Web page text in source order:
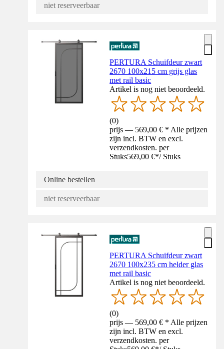
niet reserveerbaar
PERTURA Schuifdeur zwart
2670 100x215 cm grijs glas
met rail basic
Artikel is nog niet beoordeeld.
(0)
prijs — 569,00 € * Alle prijzen
zijn incl. BTW en excl.
verzendkosten. per
Stuks569,00 €*/ Stuks
Online bestellen
niet reserveerbaar
PERTURA Schuifdeur zwart
2670 100x235 cm helder glas
met rail basic
Artikel is nog niet beoordeeld.
(0)
prijs — 569,00 € * Alle prijzen
zijn incl. BTW en excl.
verzendkosten. per